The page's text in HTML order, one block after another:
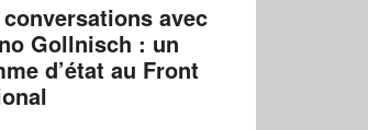
avec
Gollnisch : un
d’état au Front